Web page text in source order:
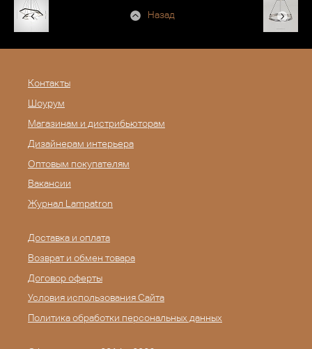
Назад
Контакты
Шоурум
Магазинам и дистрибьюторам
Дизайнерам интерьера
Оптовым покупателям
Вакансии
Журнал Lampatron
Доставка и оплата
Возврат и обмен товара
Договор оферты
Условия использования Сайта
Политика обработки персональных данных